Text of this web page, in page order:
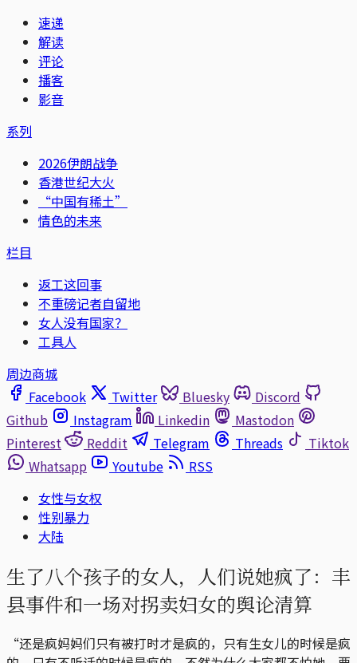
速递
解读
评论
播客
影音
系列
2026伊朗战争
香港世纪大火
“中国有稀土”
情色的未来
栏目
返工这回事
不重磅记者自留地
女人没有国家？
工具人
周边商城
Facebook
Twitter Bluesky
Discord
Github
Instagram Linkedin
Mastodon
Pinterest
Reddit Telegram Threads
Tiktok
Whatsapp
Youtube
RSS
女性与女权
性别暴力
大陆
生了八个孩子的女人，人们说她疯了：丰
县事件和一场对拐卖妇女的舆论清算
“还是疯妈妈们只有被打时才是疯的，只有生女儿的时候是疯